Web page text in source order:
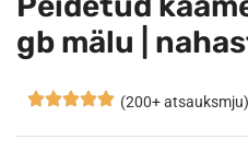
gb mälu |
(200+ atsauksmju)